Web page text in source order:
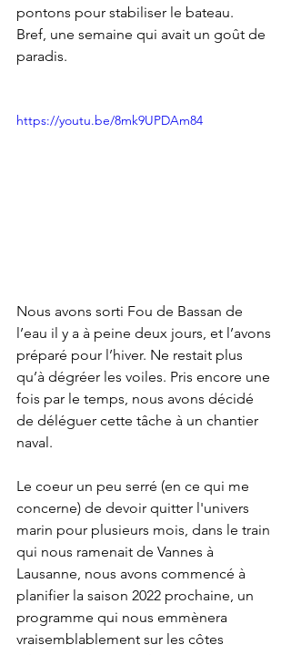
pontons pour stabiliser le bateau.
Bref, une semaine qui avait un goût de
paradis.
https://youtu.be/8mk9UPDAm84
Nous avons sorti Fou de Bassan de
l’eau il y a à peine deux jours, et l’avons
préparé pour l’hiver. Ne restait plus
qu’à dégréer les voiles. Pris encore une
fois par le temps, nous avons décidé
de déléguer cette tâche à un chantier
naval.
Le coeur un peu serré (en ce qui me
concerne) de devoir quitter l'univers
marin pour plusieurs mois, dans le train
qui nous ramenait de Vannes à
Lausanne, nous avons commencé à
planifier la saison 2022 prochaine, un
programme qui nous emmènera
vraisemblablement sur les côtes